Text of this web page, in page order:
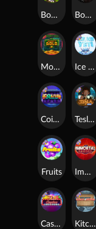
Book Of Shadows
Casino Win Spin
Monkey's Gold xPays
Immortal Fruits
Tesla Jolt
Coins of Fortune
Fruits
Bonus Bunnies
Kitchen Drama: Sushi Mania
Ice Ice Yeti